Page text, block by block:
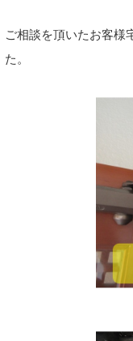
ご相談を頂いたお客様
た。